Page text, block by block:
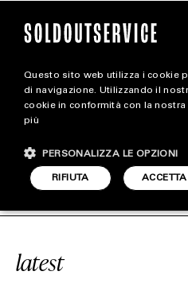
#BORGO EGNAZIA
latest
Questo sito web utilizza i cookie
di navigazione. Utilizzando il
cookie in conformità con la
più
ACCETTA
RIFIUTA
PERSONALIZZA LE OPZIONI